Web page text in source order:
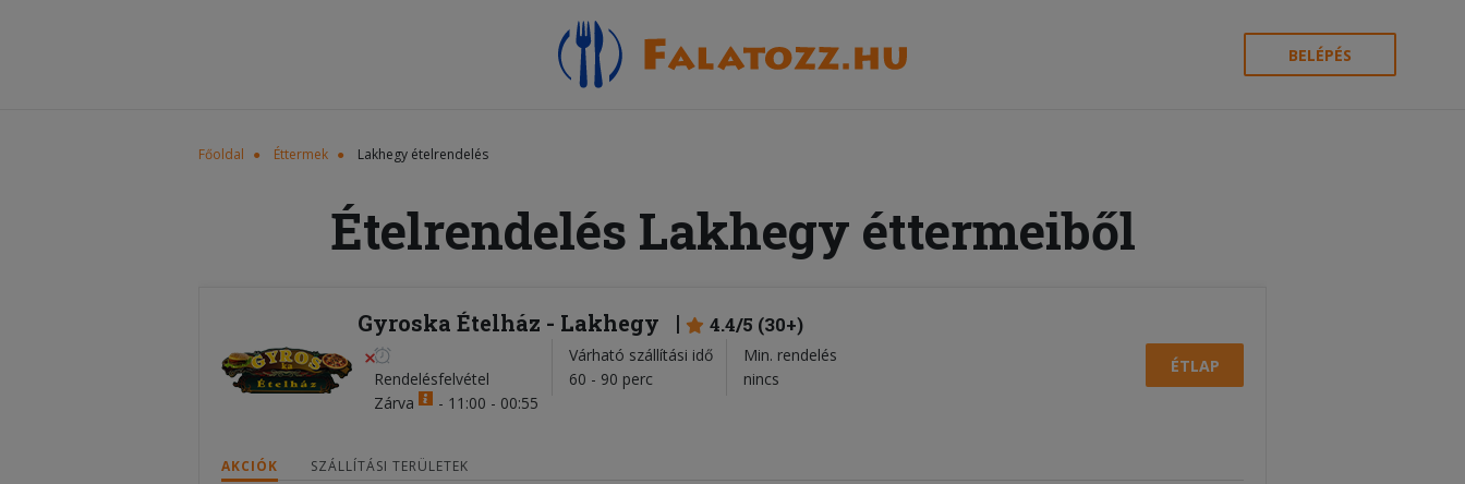
BELÉPÉS
Főoldal Éttermek Lakhegy ételrendelés
Ételrendelés Lakhegy éttermeiből
Gyroska Ételház - Lakhegy 4.4/5 (30+)
Rendelésfelvétel
Zárva
- 11:00 - 00:55
Várható szállítási idő
60 - 90 perc
Min. rendelés
nincs
ÉTLAP
AKCIÓK SZÁLLÍTÁSI TERÜLETEK